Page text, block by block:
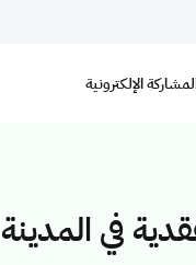
الإلكترونية
في المدينة